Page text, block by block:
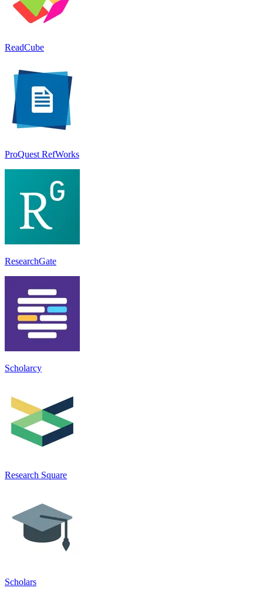
ReadCube
ProQuest RefWorks
ResearchGate
Scholarcy
Research Square
Scholars